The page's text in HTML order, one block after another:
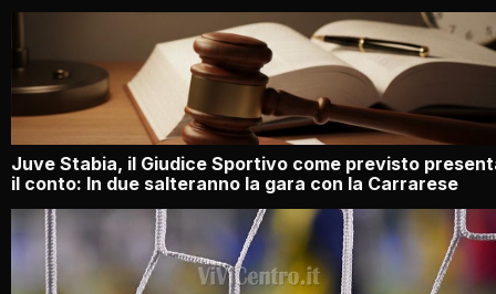
Juve Stabia, il Giudice Sportivo come previsto
il conto: In due salteranno la gara con la Carrarese